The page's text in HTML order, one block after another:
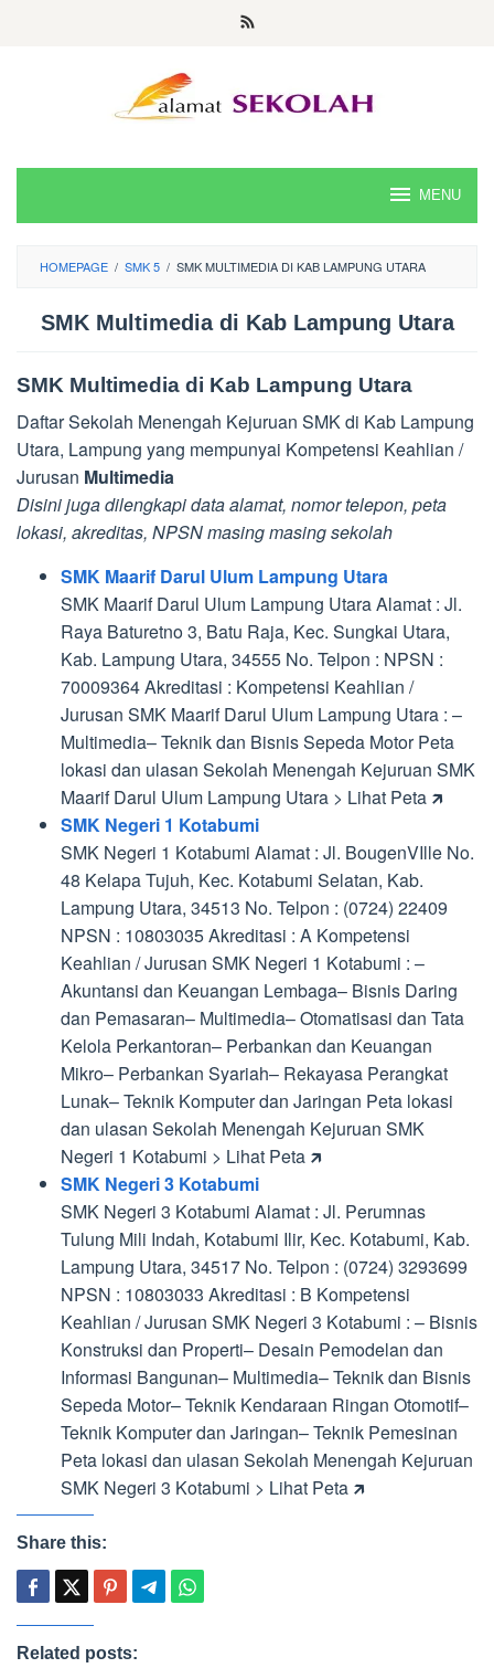
MENU
HOMEPAGE / SMK 5 / SMK MULTIMEDIA DI KAB LAMPUNG UTARA
SMK Multimedia di Kab Lampung Utara
SMK Multimedia di Kab Lampung Utara
Daftar Sekolah Menengah Kejuruan SMK di Kab Lampung
Utara, Lampung yang mempunyai Kompetensi Keahlian /
Jurusan Multimedia
Disini juga dilengkapi data alamat, nomor telepon, peta
lokasi, akreditas, NPSN masing masing sekolah
SMK Maarif Darul Ulum Lampung Utara
SMK Maarif Darul Ulum Lampung Utara Alamat : Jl.
Raya Baturetno 3, Batu Raja, Kec. Sungkai Utara,
Kab. Lampung Utara, 34555 No. Telpon : NPSN :
70009364 Akreditasi : Kompetensi Keahlian /
Jurusan SMK Maarif Darul Ulum Lampung Utara : –
Multimedia– Teknik dan Bisnis Sepeda Motor Peta
lokasi dan ulasan Sekolah Menengah Kejuruan SMK
Maarif Darul Ulum Lampung Utara > Lihat Peta 🡵
SMK Negeri 1 Kotabumi
SMK Negeri 1 Kotabumi Alamat : Jl. BougenVIlle No.
48 Kelapa Tujuh, Kec. Kotabumi Selatan, Kab.
Lampung Utara, 34513 No. Telpon : (0724) 22409
NPSN : 10803035 Akreditasi : A Kompetensi
Keahlian / Jurusan SMK Negeri 1 Kotabumi : –
Akuntansi dan Keuangan Lembaga– Bisnis Daring
dan Pemasaran– Multimedia– Otomatisasi dan Tata
Kelola Perkantoran– Perbankan dan Keuangan
Mikro– Perbankan Syariah– Rekayasa Perangkat
Lunak– Teknik Komputer dan Jaringan Peta lokasi
dan ulasan Sekolah Menengah Kejuruan SMK
Negeri 1 Kotabumi > Lihat Peta 🡵
SMK Negeri 3 Kotabumi
SMK Negeri 3 Kotabumi Alamat : Jl. Perumnas
Tulung Mili Indah, Kotabumi Ilir, Kec. Kotabumi, Kab.
Lampung Utara, 34517 No. Telpon : (0724) 3293699
NPSN : 10803033 Akreditasi : B Kompetensi
Keahlian / Jurusan SMK Negeri 3 Kotabumi : – Bisnis
Konstruksi dan Properti– Desain Pemodelan dan
Informasi Bangunan– Multimedia– Teknik dan Bisnis
Sepeda Motor– Teknik Kendaraan Ringan Otomotif–
Teknik Komputer dan Jaringan– Teknik Pemesinan
Peta lokasi dan ulasan Sekolah Menengah Kejuruan
SMK Negeri 3 Kotabumi > Lihat Peta 🡵
Share this:
Related posts: